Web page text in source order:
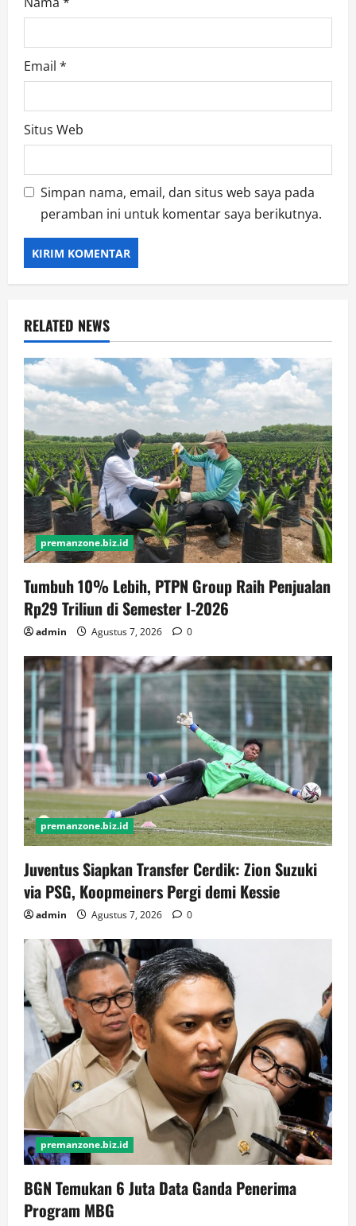
Email *
Situs Web
Simpan nama, email, dan situs web saya pada
peramban ini untuk komentar saya berikutnya.
RELATED NEWS
premanzone.biz.id
Tumbuh 10% Lebih, PTPN Group Raih Penjualan
Rp29 Triliun di Semester I-2026
admin Agustus 7, 2026 0
premanzone.biz.id
Juventus Siapkan Transfer Cerdik: Zion Suzuki
via PSG, Koopmeiners Pergi demi Kessie
admin Agustus 7, 2026 0
premanzone.biz.id
BGN Temukan 6 Juta Data Ganda Penerima
Program MBG